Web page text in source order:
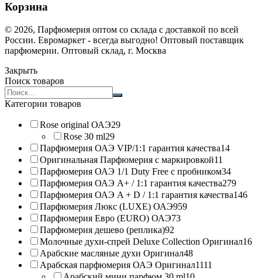
Корзина
© 2026, Парфюмерия оптом со склада с доставкой по всей
России. Евромаркет - всегда выгодно! Оптовый поставщик
парфюмерии. Оптовый склад, г. Москва
Закрыть
Поиск товаров
Search
products:
Категории товаров
Rose original ОАЭ29
Rose 30 ml29
Парфюмерия ОАЭ VIP/1:1 гарантия качества14
Оригинальная Парфюмерия с маркировкой11
Парфюмерия ОАЭ 1/1 Duty Free с пробником34
Парфюмерия ОАЭ A+ / 1:1 гарантия качества279
Парфюмерия ОАЭ A + D / 1:1 гарантия качества146
Парфюмерия Люкс (LUXE) ОАЭ959
Парфюмерия Евро (EURO) ОАЭ73
Парфюмерия дешево (реплика)92
Молочные духи-спрей Deluxe Collection Оригинал16
Арабские масляные духи Оригинал48
Арабская парфюмерия ОАЭ Оригинал1111